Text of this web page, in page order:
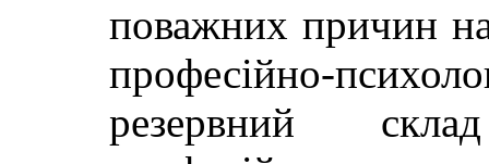
поважних причин
професійно-
резервний